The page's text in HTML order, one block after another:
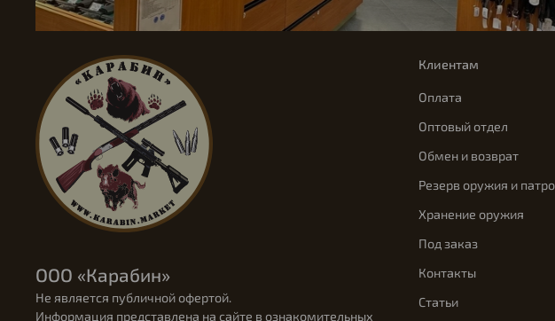
Клиентам
Оплата
Оптовый отдел
Обмен и возврат
Резерв оружия и
Хранение оружия
Под заказ
Контакты
Статьи
ООО «Карабин»
Не является публичной офертой.
Информация представлена на сайте в ознакомительных